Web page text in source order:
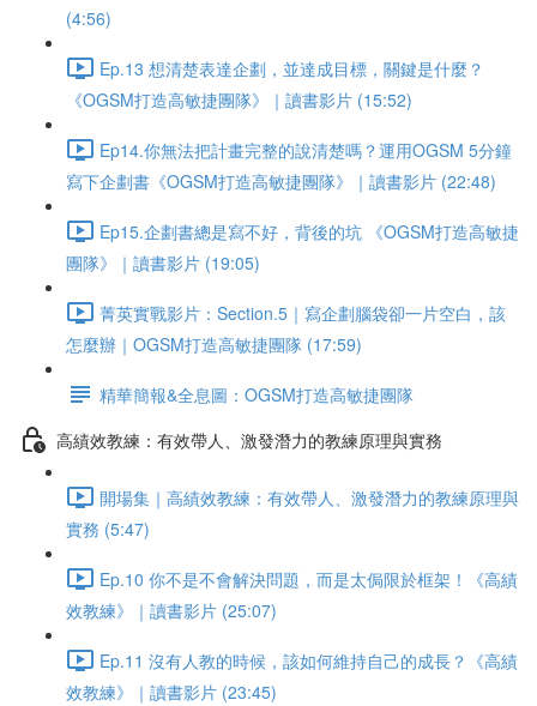
(4:56)
Ep.13 想清楚表達企劃，並達成目標，關鍵是什麼？
《OGSM打造高敏捷團隊》｜讀書影片 (15:52)
Ep14.你無法把計畫完整的說清楚嗎？運用OGSM 5分鐘
寫下企劃書《OGSM打造高敏捷團隊》｜讀書影片 (22:48)
Ep15.企劃書總是寫不好，背後的坑 《OGSM打造高敏捷
團隊》｜讀書影片 (19:05)
菁英實戰影片：Section.5｜寫企劃腦袋卻一片空白，該
怎麼辦｜OGSM打造高敏捷團隊 (17:59)
精華簡報&全息圖：OGSM打造高敏捷團隊
高績效教練：有效帶人、激發潛力的教練原理與實務
開場集｜高績效教練：有效帶人、激發潛力的教練原理與
實務 (5:47)
Ep.10 你不是不會解決問題，而是太侷限於框架！《高績
效教練》｜讀書影片 (25:07)
Ep.11 沒有人教的時候，該如何維持自己的成長？《高績
效教練》｜讀書影片 (23:45)